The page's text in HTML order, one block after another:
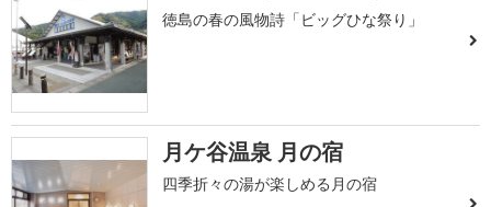
徳島の春の風物詩「ビッグひな祭り」
月ケ谷温泉 月の宿
四季折々の湯が楽しめる月の宿